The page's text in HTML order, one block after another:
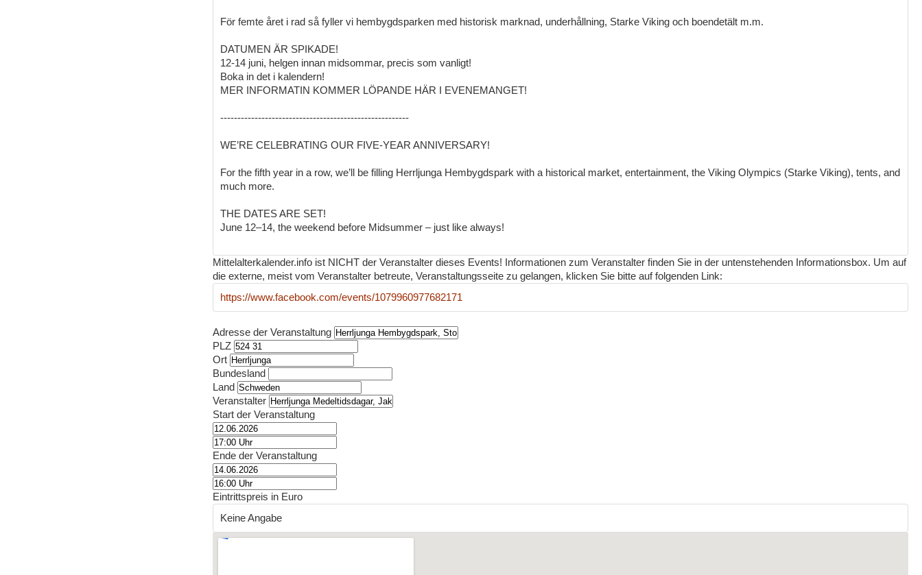
För femte året i rad så fyller vi hembygdsparken med historisk marknad, underhållning, Starke Viking och boendetält m.m.
DATUMEN ÄR SPIKADE!
12-14 juni, helgen innan midsommar, precis som vanligt!
Boka in det i kalendern!
MER INFORMATIN KOMMER LÖPANDE HÄR I EVENEMANGET!
-------------------------------------------------------
WE’RE CELEBRATING OUR FIVE-YEAR ANNIVERSARY!
For the fifth year in a row, we’ll be filling Herrljunga Hembygdspark with a historical market, entertainment, the Viking Olympics (Starke Viking), tents, and
much more.
THE DATES ARE SET!
June 12–14, the weekend before Midsummer – just like always!
Mittelalterkalender.info ist NICHT der Veranstalter dieses Events! Informationen zum Veranstalter finden Sie in der untenstehenden Informationsbox. Um auf
die externe, meist vom Veranstalter betreute, Veranstaltungsseite zu gelangen, klicken Sie bitte auf folgenden Link:
https://www.facebook.com/events/1079960977682171
Adresse der Veranstaltung
PLZ
Ort
Bundesland
Land
Veranstalter
Start der Veranstaltung
Ende der Veranstaltung
Eintrittspreis in Euro
Keine Angabe